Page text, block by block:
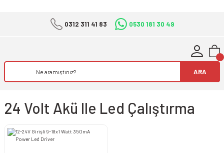
0312 311 41 83 0530 181 30 49
ARA
24 Volt Akü Ile Led Çalıştırma